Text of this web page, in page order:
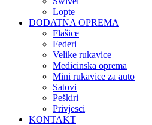
Lopte
DODATNA OPREMA
Flašice
Federi
Velike rukavice
Medicinska oprema
Mini rukavice za auto
Satovi
Peškiri
Privjesci
KONTAKT